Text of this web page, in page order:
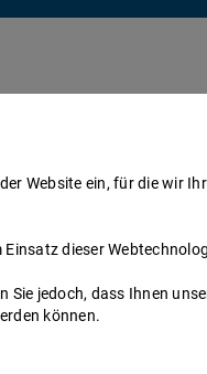
Website ein, für die wir
dieser
Sie jedoch, dass Ihnen
können.